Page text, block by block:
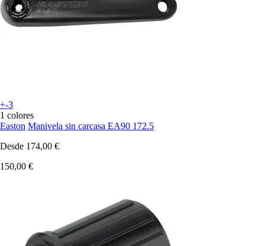
+-3
1 colores
Easton Manivela sin carcasa EA90 172.5
Desde 174,00 €
150,00 €